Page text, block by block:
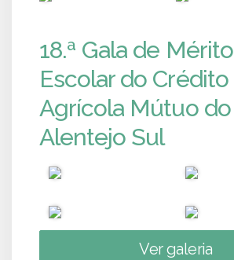
18.ª Gala de Mérito
Escolar do Crédito
Agrícola Mútuo do
Alentejo Sul
Ver galeria